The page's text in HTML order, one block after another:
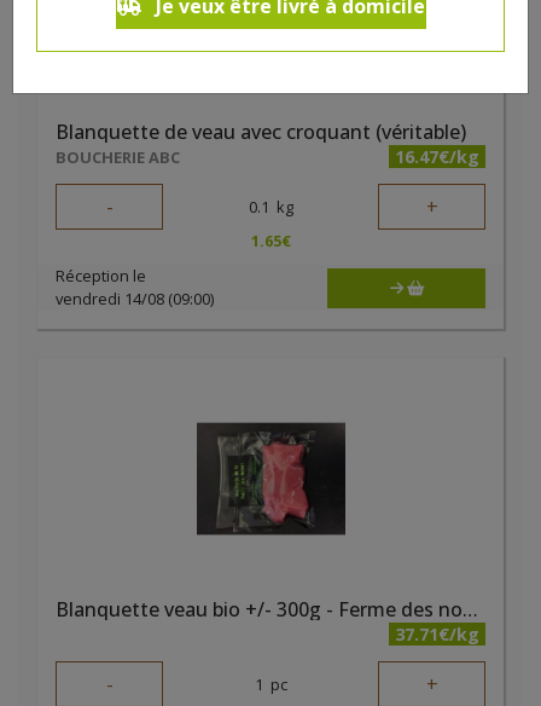
Je veux être livré à domicile
Blanquette de veau avec croquant (véritable)
BOUCHERIE ABC 16.47€/kg
- 0.1 kg +
1.65€
Réception le
vendredi 14/08 (09:00)
Blanquette veau bio +/- 300g - Ferme des noyers
37.71€/kg
- 1 pc +